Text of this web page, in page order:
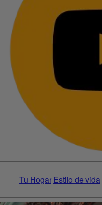
Tu Hogar Estilo de vida